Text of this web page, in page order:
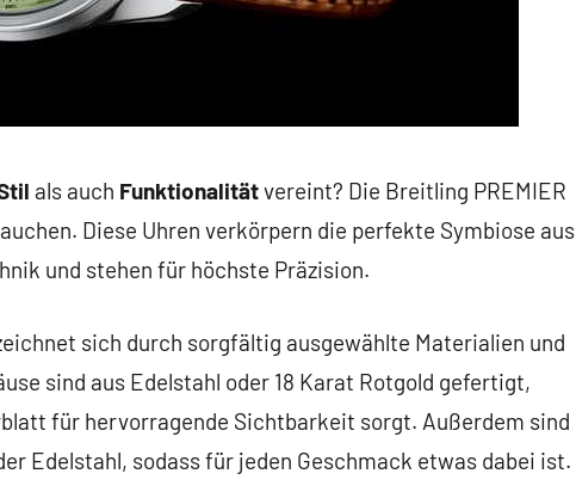
als auch Funktionalitätvereint? Die Breitling PREMIER
Diese Uhren verkörpern die perfekte Symbiose aus
und stehen für höchste Präzision.
sich durch sorgfältig ausgewählte Materialien und
sind aus Edelstahl oder 18 Karat Rotgold gefertigt,
für hervorragende Sichtbarkeit sorgt. Außerdem sind
Edelstahl, sodass für jeden Geschmack etwas dabei ist.